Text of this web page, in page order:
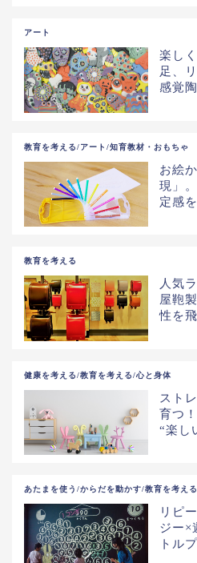
アート
楽し
足、
感覚
教育を考える/アート/知育教材・おもちゃ
お絵
現」
定感
教育を考える
人気
屋鞄
性を
健康を考える/教育を考える/心と身体
スト
育つ
“楽し
あたまを使う/からだを動かす/教育を考える
リピ
ジー×
トル